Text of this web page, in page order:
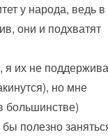
у народа, ведь в
они и подхватят
я их не
но мне
большинстве)
полезно